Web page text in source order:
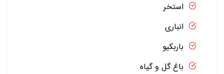
استخر
انباری
باربکیو
باغ گل و گیاه